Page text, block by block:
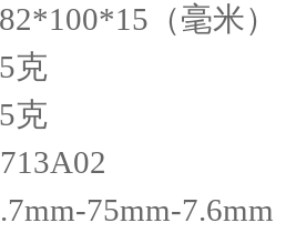
（毫米）
克
克
75mm-7.6mm